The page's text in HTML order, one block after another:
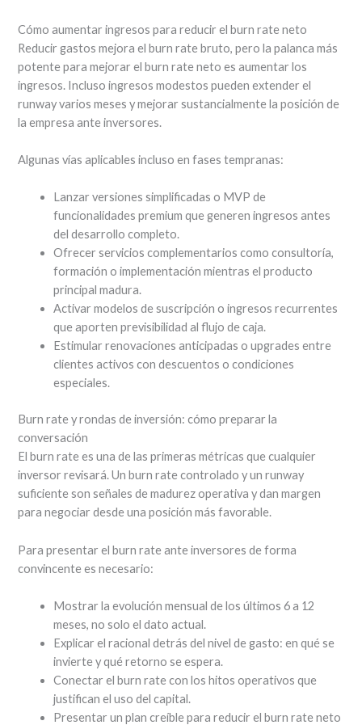
Cómo aumentar ingresos para reducir el burn rate neto
Reducir gastos mejora el burn rate bruto, pero la palanca más
potente para mejorar el burn rate neto es aumentar los
ingresos. Incluso ingresos modestos pueden extender el
runway varios meses y mejorar sustancialmente la posición de
la empresa ante inversores.
Algunas vías aplicables incluso en fases tempranas:
Lanzar versiones simplificadas o MVP de
funcionalidades premium que generen ingresos antes
del desarrollo completo.
Ofrecer servicios complementarios como consultoría,
formación o implementación mientras el producto
principal madura.
Activar modelos de suscripción o ingresos recurrentes
que aporten previsibilidad al flujo de caja.
Estimular renovaciones anticipadas o upgrades entre
clientes activos con descuentos o condiciones
especiales.
Burn rate y rondas de inversión: cómo preparar la
conversación
El burn rate es una de las primeras métricas que cualquier
inversor revisará. Un burn rate controlado y un runway
suficiente son señales de madurez operativa y dan margen
para negociar desde una posición más favorable.
Para presentar el burn rate ante inversores de forma
convincente es necesario:
Mostrar la evolución mensual de los últimos 6 a 12
meses, no solo el dato actual.
Explicar el racional detrás del nivel de gasto: en qué se
invierte y qué retorno se espera.
Conectar el burn rate con los hitos operativos que
justifican el uso del capital.
Presentar un plan creíble para reducir el burn rate neto